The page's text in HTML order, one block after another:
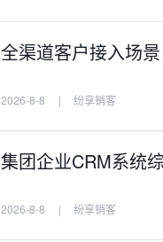
全渠道客户接入场
2026-8-8 | 纷享销客
集团企业CRM系统
2026-8-8 | 纷享销客